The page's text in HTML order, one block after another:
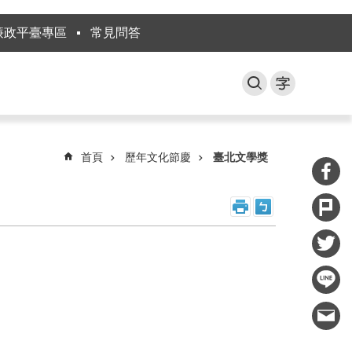
政平臺專區 常見問答
首頁 歷年文化節慶 臺北文學獎